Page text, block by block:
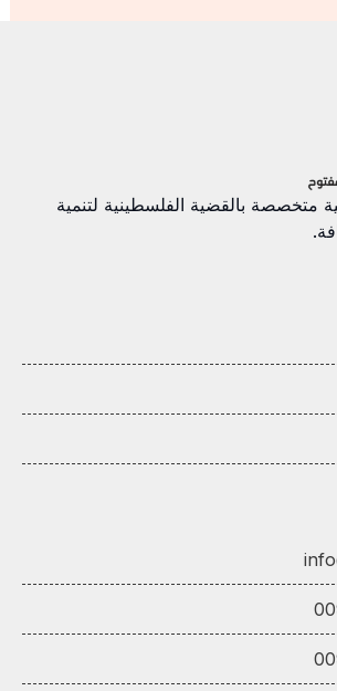
متخصصة بالقضية الفلسطينية لتنمية